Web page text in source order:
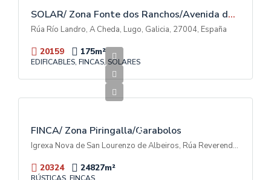
SOLAR/ Zona Fonte dos Ranchos/Avenida das Américas
Rúa Río Landro, A Cheda, Lugo, Galicia, 27004, España
20159 175m²
EDIFICABLES, FINCAS, SOLARES
T
A
FINCA/ Zona Piringalla/Garabolos
Igrexa Nova de San Lourenzo de Albeiros, Rúa Reverendo Don Luis Soto Camino, Garabolos, A Piringalla, Lugo, Galicia, 27003, España
20324 24827m²
RÚSTICAS, FINCAS